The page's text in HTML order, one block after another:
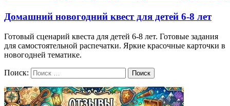
Домашний новогодний квест для детей 6-8 лет
Готовый сценарий квеста для детей 6-8 лет. Готовые задания
для самостоятельной распечатки. Яркие красочные карточки в
новогодней тематике.
Поиск: Поиск